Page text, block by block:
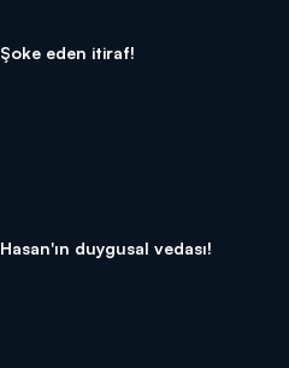
Şoke eden itiraf!
Hasan'ın duygusal vedası!